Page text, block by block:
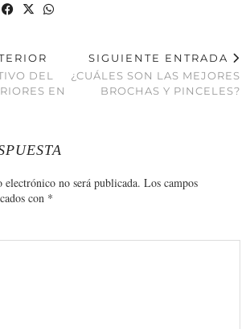
DEL
EN
SIGUIENTE ENTRADA
¿CUÁLES SON LAS MEJORES
BROCHAS Y PINCELES?
no será publicada. Los campos
con *